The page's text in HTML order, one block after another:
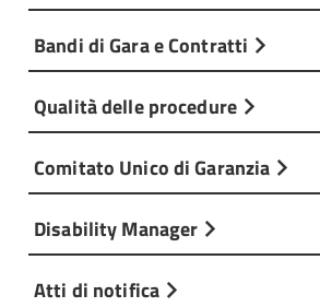
Bandi di Gara e Contratti
Qualità delle procedure
Comitato Unico di Garanzia
Disability Manager
Atti di notifica